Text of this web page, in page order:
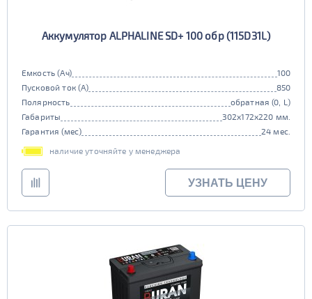
Аккумулятор ALPHALINE SD+ 100 обр (115D31L)
Емкость (Ач)
100
Пусковой ток (А)
850
Полярность
обратная (0, L)
Габариты
302x172x220 мм.
Гарантия (мес)
24 мес.
наличие уточняйте у менеджера
УЗНАТЬ ЦЕНУ